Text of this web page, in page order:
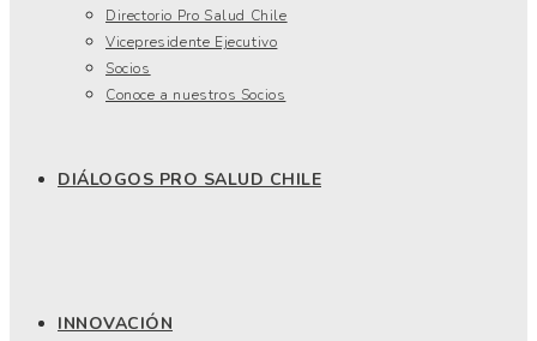
Directorio Pro Salud Chile
Vicepresidente Ejecutivo
Socios
Conoce a nuestros Socios
DIÁLOGOS PRO SALUD CHILE
INNOVACIÓN